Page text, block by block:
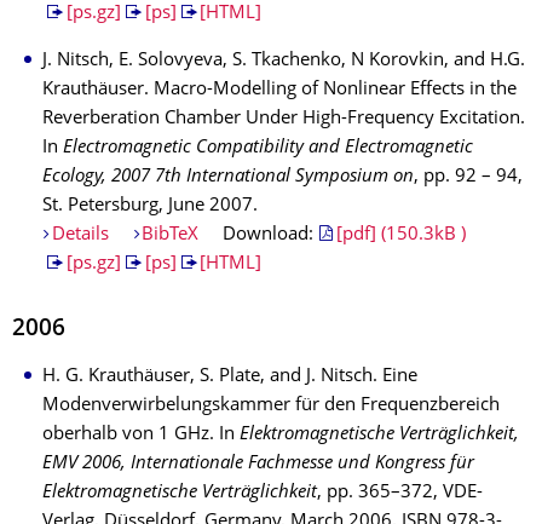
[ps.gz]
[ps] [HTML]
J. Nitsch, E. Solovyeva, S. Tkachenko, N Korovkin, and H.G.
Krauthäuser. Macro-Modelling of Nonlinear Effects in the
Reverberation Chamber Under High-Frequency Excitation.
In Electromagnetic Compatibility and Electromagnetic
Ecology, 2007 7th International Symposium on, pp. 92 – 94,
St. Petersburg, June 2007.
Details
BibTeX Download:
[pdf] (150.3kB )
[ps.gz]
[ps] [HTML]
2006
H. G. Krauthäuser, S. Plate, and J. Nitsch. Eine
Modenverwirbelungskammer für den Frequenzbereich
oberhalb von 1 GHz. In Elektromagnetische Verträglichkeit,
EMV 2006, Internationale Fachmesse und Kongress für
Elektromagnetische Verträglichkeit, pp. 365–372, VDE-